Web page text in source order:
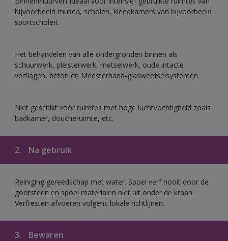
bijvoorbeeld musea, scholen, kleedkamers van bijvoorbeeld
sportscholen.
Het behandelen van alle ondergronden binnen als
schuurwerk, pleisterwerk, metselwerk, oude intacte
verflagen, beton en Meesterhand-glasweefselsystemen.
Niet geschikt voor ruimtes met hoge luchtvochtigheid zoals
badkamer, doucheruimte, etc.
2. Na gebruik
Reiniging gereedschap met water. Spoel verf nooit door de
gootsteen en spoel materialen niet uit onder de kraan.
Verfresten afvoeren volgens lokale richtlijnen.
3. Bewaren